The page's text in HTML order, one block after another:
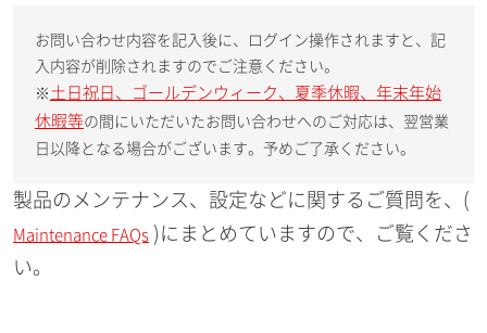
お問い合わせ内容を記入後に、ログイン操作されますと、記
入内容が削除されますのでご注意ください。
※ 土日祝日、ゴールデンウィーク、夏季休暇、年末年始
休暇等の間にいただいたお問い合わせへのご対応は、翌営業
日以降となる場合がございます。予めご了承ください。
製品のメンテナンス、設定などに関するご質問を、(
Maintenance FAQs )にまとめていますので、ご覧くださ
い。